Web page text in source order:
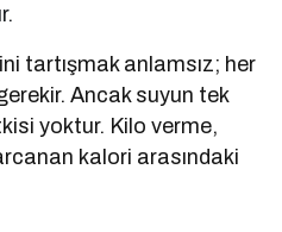
tartışmak anlamsız; her
Ancak suyun tek
yoktur. Kilo verme,
kalori arasındaki